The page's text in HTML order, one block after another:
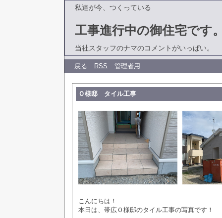
私達が今、つくっている
工事進行中の御住宅です
当社スタッフのナマのコメントがいっぱい。
戻る RSS 管理者用
Ｏ様邸 タイル工事
こんにちは！
本日は、帯広Ｏ様邸のタイル工事の写真です！